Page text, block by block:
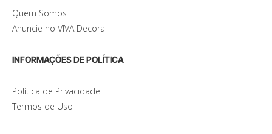
Quem Somos
Anuncie no VIVA Decora
INFORMAÇÕES DE POLÍTICA
Política de Privacidade
Termos de Uso